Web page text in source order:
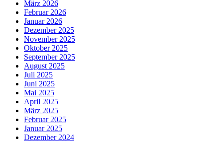
März 2026
Februar 2026
Januar 2026
Dezember 2025
November 2025
Oktober 2025
September 2025
August 2025
Juli 2025
Juni 2025
Mai 2025
April 2025
März 2025
Februar 2025
Januar 2025
Dezember 2024